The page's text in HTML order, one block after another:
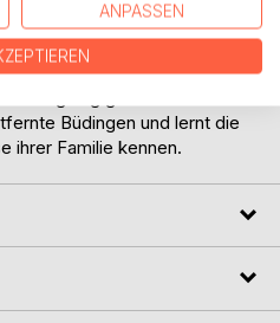
Eines Tages erhält sie von
Einladung zu einem großen
keine Geschwister
Büdingen und lernt die
ihrer Familie kennen.
ANPASSEN